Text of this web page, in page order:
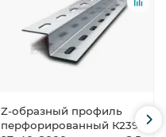
Z-образный профиль
перфорированный К239